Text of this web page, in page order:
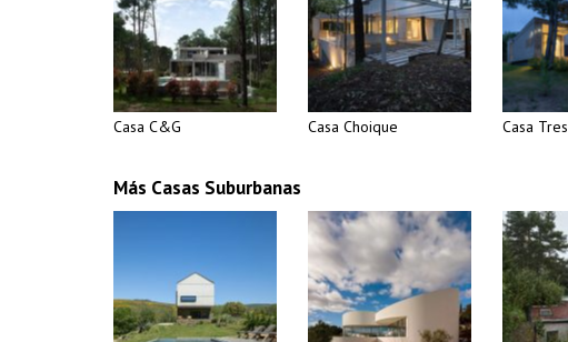
Casa C&G Casa Choique Casa Tres
Más Casas Suburbanas